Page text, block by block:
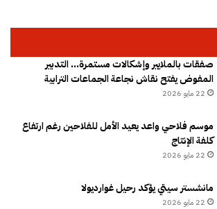
صفقات بالملايير وإشكالات مستمرة… التدبير
المفوض يفتح نقاش نجاعة الجماعات الترابية
22 مايو 2026
موسم فلاحي واعد يعيد الأمل للفلاحين رغم ارتفاع
كلفة الإنتاج
22 مايو 2026
مانشستر سيتي يؤكد رحيل غوارديولا
22 مايو 2026